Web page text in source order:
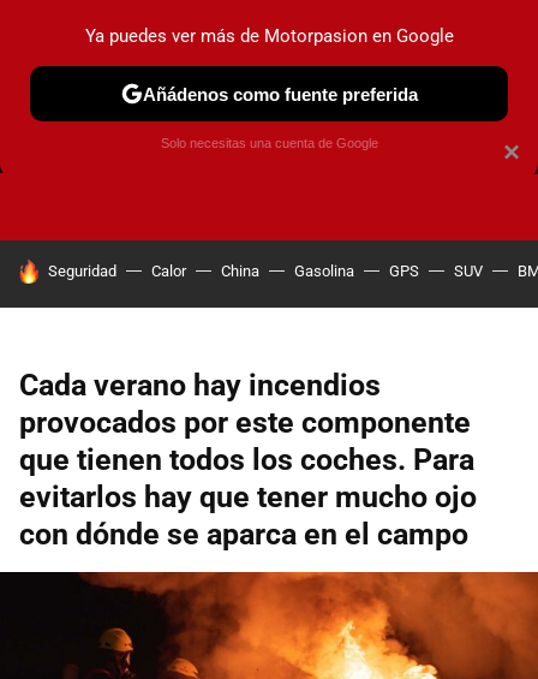
CAMBIO DE ACEITE AIRE ACONDICIONADO
HOY SE HABLA DE
Seguridad Calor China Gasolina GPS SUV
Cada verano hay incendios
provocados por este componente
que tienen todos los coches. Para
evitarlos hay que tener mucho ojo
con dónde se aparca en el campo
×
Ya puedes ver más de Motorpasion en Google
Añádenos como fuente preferida
Solo necesitas una cuenta de Google